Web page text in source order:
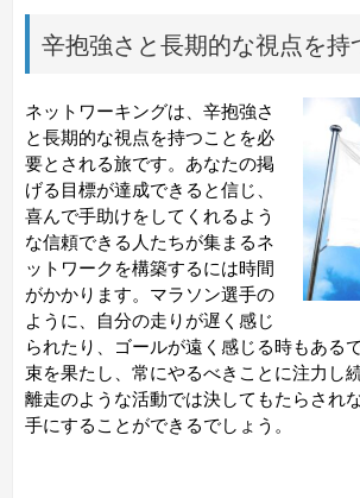
辛抱強さと長期的な視点を持
ネットワーキングは、辛抱強さ
と長期的な視点を持つことを必
要とされる旅です。あなたの掲
げる目標が達成できると信じ、
喜んで手助けをしてくれるよう
な信頼できる人たちが集まるネ
ットワークを構築するには時間
がかかります。マラソン選手の
ように、自分の走りが遅く感じ
られたり、ゴールが遠く感じる時もある
束を果たし、常にやるべきことに注力し
離走のような活動では決してもたらされ
手にすることができるでしょう。